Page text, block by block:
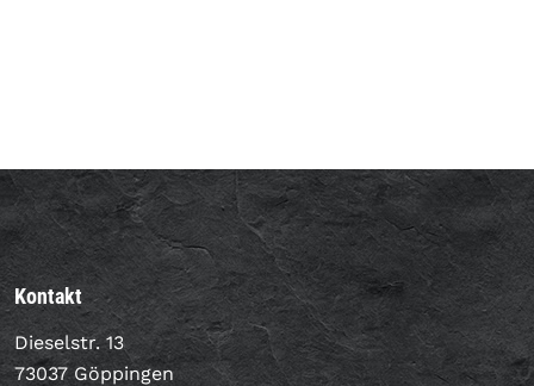
Kontakt
Dieselstr. 13
73037 Göppingen